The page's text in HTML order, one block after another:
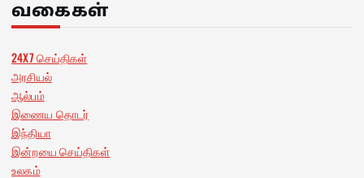
வகைகள்
24X7 செய்திகள்
அரசியல்
ஆல்பம்
இணைய தொடர்
இந்தியா
இன்றயை செய்திகள்
உலகம்